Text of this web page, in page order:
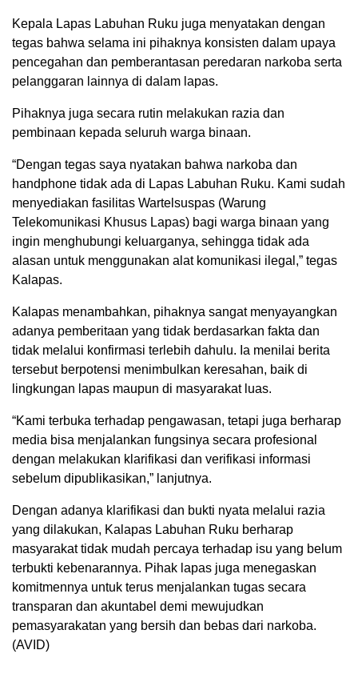
Kepala Lapas Labuhan Ruku juga menyatakan dengan
tegas bahwa selama ini pihaknya konsisten dalam upaya
pencegahan dan pemberantasan peredaran narkoba serta
pelanggaran lainnya di dalam lapas.
Pihaknya juga secara rutin melakukan razia dan
pembinaan kepada seluruh warga binaan.
“Dengan tegas saya nyatakan bahwa narkoba dan
handphone tidak ada di Lapas Labuhan Ruku. Kami sudah
menyediakan fasilitas Wartelsuspas (Warung
Telekomunikasi Khusus Lapas) bagi warga binaan yang
ingin menghubungi keluarganya, sehingga tidak ada
alasan untuk menggunakan alat komunikasi ilegal,” tegas
Kalapas.
Kalapas menambahkan, pihaknya sangat menyayangkan
adanya pemberitaan yang tidak berdasarkan fakta dan
tidak melalui konfirmasi terlebih dahulu. Ia menilai berita
tersebut berpotensi menimbulkan keresahan, baik di
lingkungan lapas maupun di masyarakat luas.
“Kami terbuka terhadap pengawasan, tetapi juga berharap
media bisa menjalankan fungsinya secara profesional
dengan melakukan klarifikasi dan verifikasi informasi
sebelum dipublikasikan,” lanjutnya.
Dengan adanya klarifikasi dan bukti nyata melalui razia
yang dilakukan, Kalapas Labuhan Ruku berharap
masyarakat tidak mudah percaya terhadap isu yang belum
terbukti kebenarannya. Pihak lapas juga menegaskan
komitmennya untuk terus menjalankan tugas secara
transparan dan akuntabel demi mewujudkan
pemasyarakatan yang bersih dan bebas dari narkoba.
(AVID)